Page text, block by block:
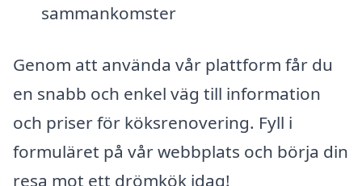
sammankomster
Genom att använda vår plattform får du
en snabb och enkel väg till information
och priser för köksrenovering. Fyll i
formuläret på vår webbplats och börja din
resa mot ett drömkök idag!